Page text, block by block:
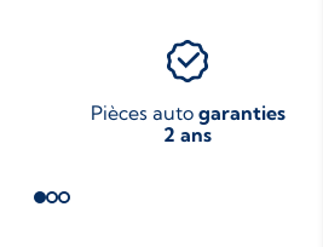
Pièces auto garanties
2 ans